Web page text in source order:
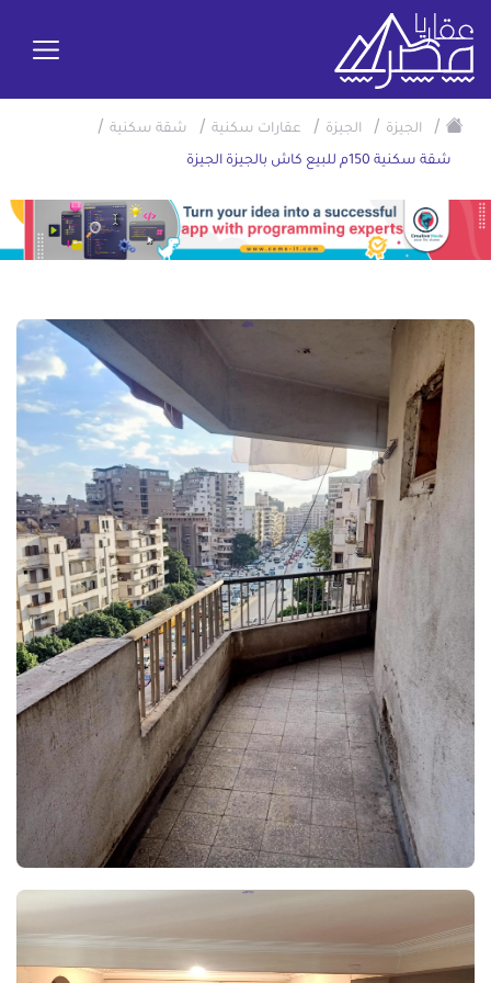
/ الجيزة / الجيزة / عقارات سكنية / شقة سكنية /
شقة سكنية 150م للبيع كاش بالجيزة الجيزة